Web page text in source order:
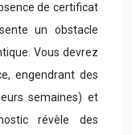
de certificat
un obstacle
Vous devrez
engendrant des
semaines) et
révèle des